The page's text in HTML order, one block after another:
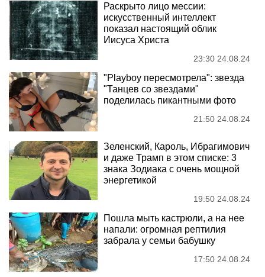
Раскрыто лицо мессии:
искусственный интеллект
показал настоящий облик
Иисуса Христа
23:30 24.08.24
"Playboy пересмотрела": звезда
"Танцев со звездами"
поделилась пикантными фото
21:50 24.08.24
Зеленский, Кароль, Ибрагимович
и даже Трамп в этом списке: 3
знака Зодиака с очень мощной
энергетикой
19:50 24.08.24
Пошла мыть кастрюли, а на нее
напали: огромная рептилия
забрала у семьи бабушку
17:50 24.08.24